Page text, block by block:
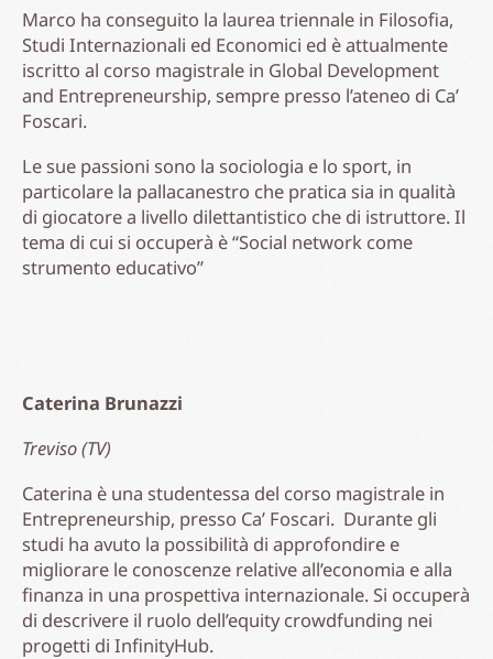
Marco ha conseguito la laurea triennale in Filosofia,
Studi Internazionali ed Economici ed è attualmente
iscritto al corso magistrale in Global Development
and Entrepreneurship, sempre presso l’ateneo di Ca’
Foscari.
Le sue passioni sono la sociologia e lo sport, in
particolare la pallacanestro che pratica sia in qualità
di giocatore a livello dilettantistico che di istruttore. Il
tema di cui si occuperà è “Social network come
strumento educativo”
Caterina Brunazzi
Treviso (TV)
Caterina è una studentessa del corso magistrale in
Entrepreneurship, presso Ca’ Foscari. Durante gli
studi ha avuto la possibilità di approfondire e
migliorare le conoscenze relative all’economia e alla
finanza in una prospettiva internazionale. Si occuperà
di descrivere il ruolo dell’equity crowdfunding nei
progetti di InfinityHub.